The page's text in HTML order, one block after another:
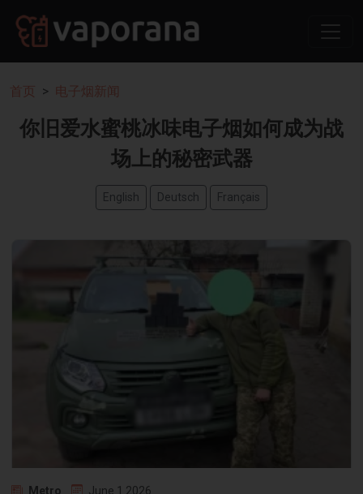
首页 电子烟新闻
你旧爱水蜜桃冰味电子烟如何成为战
场上的秘密武器
English Deutsch Français
Metro June 1 2026